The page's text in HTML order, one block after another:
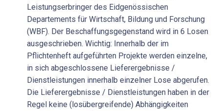
Leistungserbringer des Eidgenössischen
Departements für Wirtschaft, Bildung und Forschung
(WBF). Der Beschaffungsgegenstand wird in 6 Losen
ausgeschrieben. Wichtig: Innerhalb der im
Pflichtenheft aufgeführten Projekte werden einzelne,
in sich abgeschlossene Lieferergebnisse /
Dienstleistungen innerhalb einzelner Lose abgerufen.
Die Lieferergebnisse / Dienstleistungen haben in der
Regel keine (losübergreifende) Abhängigkeiten